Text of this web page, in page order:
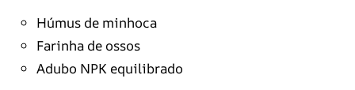
Húmus de minhoca
Farinha de ossos
Adubo NPK equilibrado